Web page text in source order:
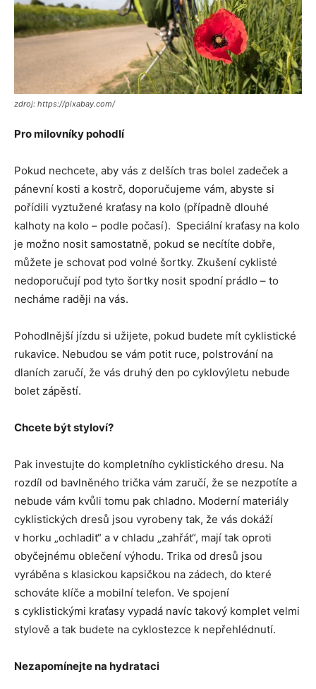
zdroj: https://pixabay.com/
Pro milovníky pohodlí
Pokud nechcete, aby vás z delších tras bolel zadeček a
pánevní kosti a kostrč, doporučujeme vám, abyste si
pořídili vyztužené kraťasy na kolo (případně dlouhé
kalhoty na kolo – podle počasí). Speciální kraťasy na kolo
je možno nosit samostatně, pokud se necítíte dobře,
můžete je schovat pod volné šortky. Zkušení cyklisté
nedoporučují pod tyto šortky nosit spodní prádlo – to
necháme raději na vás.
Pohodlnější jízdu si užijete, pokud budete mít cyklistické
rukavice. Nebudou se vám potit ruce, polstrování na
dlaních zaručí, že vás druhý den po cyklovýletu nebude
bolet zápěstí.
Chcete být styloví?
Pak investujte do kompletního cyklistického dresu. Na
rozdíl od bavlněného trička vám zaručí, že se nezpotíte a
nebude vám kvůli tomu pak chladno. Moderní materiály
cyklistických dresů jsou vyrobeny tak, že vás dokáží
v horku „ochladit“ a v chladu „zahřát“, mají tak oproti
obyčejnému oblečení výhodu. Trika od dresů jsou
vyráběna s klasickou kapsičkou na zádech, do které
schováte klíče a mobilní telefon. Ve spojení
s cyklistickými kraťasy vypadá navíc takový komplet velmi
stylově a tak budete na cyklostezce k nepřehlédnutí.
Nezapomínejte na hydrataci